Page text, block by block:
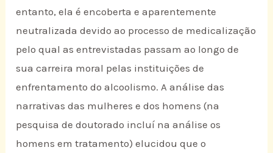
entanto, ela é encoberta e aparentemente
neutralizada devido ao processo de medicalização
pelo qual as entrevistadas passam ao longo de
sua carreira moral pelas instituições de
enfrentamento do alcoolismo. A análise das
narrativas das mulheres e dos homens (na
pesquisa de doutorado incluí na análise os
homens em tratamento) elucidou que o